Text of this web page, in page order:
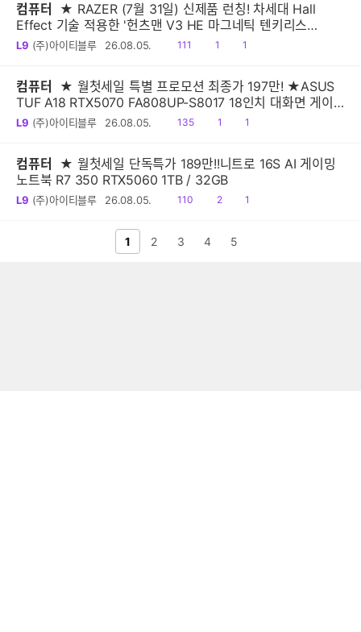
컴퓨터
★ RAZER (7월 31일) 신제품 런칭! 차세대 Hall
Effect 기술 적용한 '헌츠맨 V3 HE 마그네틱 텐키리스
8KHz, 미니 65% 8KHz' 출시
L9 (주)아이티블루 26.08.05.
읽
111
공1
댓1
컴퓨터
★ 월첫세일 특별 프로모션 최종가 197만! ★ASUS
TUF A18 RTX5070 FA808UP-S8017 18인치 대화면 게이
밍노트북
L9 (주)아이티블루 26.08.05.
읽
135
공1
댓1
컴퓨터
★ 월첫세일 단독특가 189만!!니트로 16S AI 게이밍
노트북 R7 350 RTX5060 1TB / 32GB
L9 (주)아이티블루 26.08.05.
읽
110
공
2
댓1
1 2 3 4 5
다음 페이지